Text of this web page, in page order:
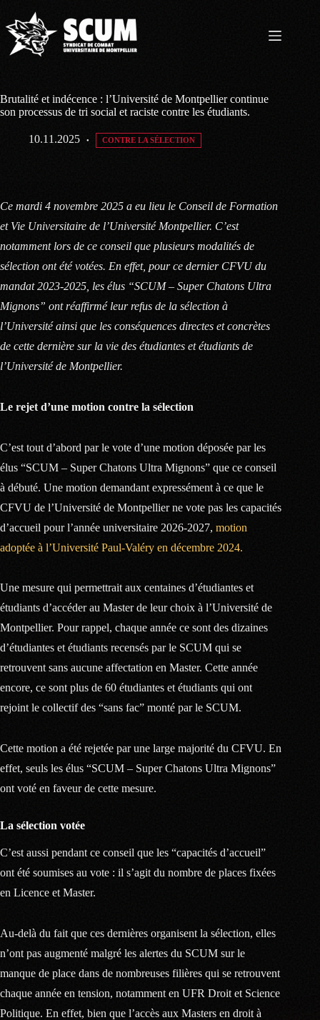
contenu
Brutalité et indécence : l’Université de Montpellier continue
son processus de tri social et raciste contre les étudiants.
10.11.2025 CONTRE LA SÉLECTION
Ce mardi 4 novembre 2025 a eu lieu le Conseil de Formation
et Vie Universitaire de l’Université Montpellier. C’est
notamment lors de ce conseil que plusieurs modalités de
sélection ont été votées. En effet, pour ce dernier CFVU du
mandat 2023-2025, les élus “SCUM – Super Chatons Ultra
Mignons” ont réaffirmé leur refus de la sélection à
l’Université ainsi que les conséquences directes et concrètes
de cette dernière sur la vie des étudiantes et étudiants de
l’Université de Montpellier.
Le rejet d’une motion contre la sélection
C’est tout d’abord par le vote d’une motion déposée par les
élus “SCUM – Super Chatons Ultra Mignons” que ce conseil
à débuté. Une motion demandant expressément à ce que le
CFVU de l’Université de Montpellier ne vote pas les capacités
d’accueil pour l’année universitaire 2026-2027, motion
adoptée à l’Université Paul-Valéry en décembre 2024.
Une mesure qui permettrait aux centaines d’étudiantes et
étudiants d’accéder au Master de leur choix à l’Université de
Montpellier. Pour rappel, chaque année ce sont des dizaines
d’étudiantes et étudiants recensés par le SCUM qui se
retrouvent sans aucune affectation en Master. Cette année
encore, ce sont plus de 60 étudiantes et étudiants qui ont
rejoint le collectif des “sans fac” monté par le SCUM.
Cette motion a été rejetée par une large majorité du CFVU. En
effet, seuls les élus “SCUM – Super Chatons Ultra Mignons”
ont voté en faveur de cette mesure.
La sélection votée
C’est aussi pendant ce conseil que les “capacités d’accueil”
ont été soumises au vote : il s’agit du nombre de places fixées
en Licence et Master.
Au-delà du fait que ces dernières organisent la sélection, elles
n’ont pas augmenté malgré les alertes du SCUM sur le
manque de place dans de nombreuses filières qui se retrouvent
chaque année en tension, notamment en UFR Droit et Science
Politique. En effet, bien que l’accès aux Masters en droit à